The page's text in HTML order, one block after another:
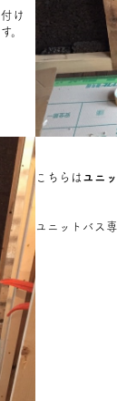
け
。
こちらは ユニ
ユニットバス